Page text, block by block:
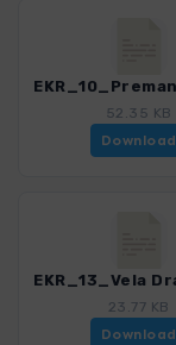
52.35 KB
Download
23.77 KB
Download